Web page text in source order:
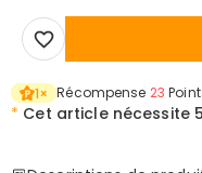
1× Récompense 23
* Cet article nécessite